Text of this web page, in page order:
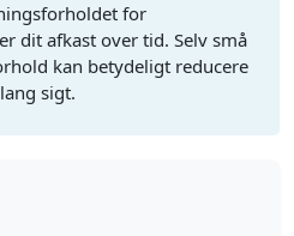
for
dit afkast over tid. Selv små
kan betydeligt reducere
sigt.